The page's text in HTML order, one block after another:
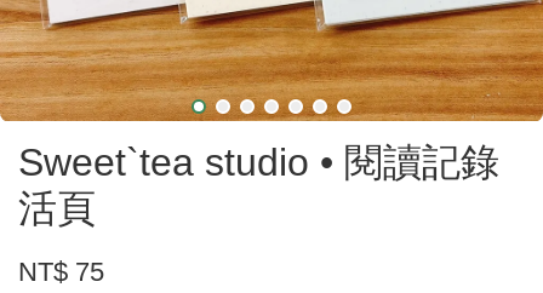
Sweet`tea studio • 閱讀記錄
活頁
NT$ 75